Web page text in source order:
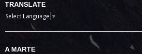
TRANSLATE
Select Language ▼
A MARTE